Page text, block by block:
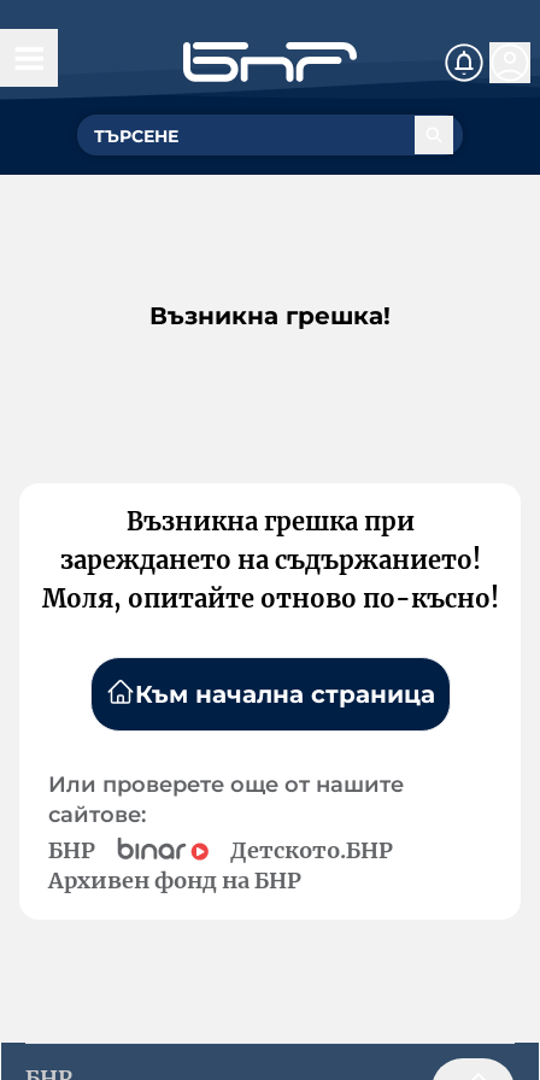
Възникна грешка!
Възникна грешка при
зареждането на съдържанието!
Моля, опитайте отново по-късно!
Към начална страница
Или проверете още от нашите
сайтове:
БНР
Детското.БНР
Архивен фонд на БНР